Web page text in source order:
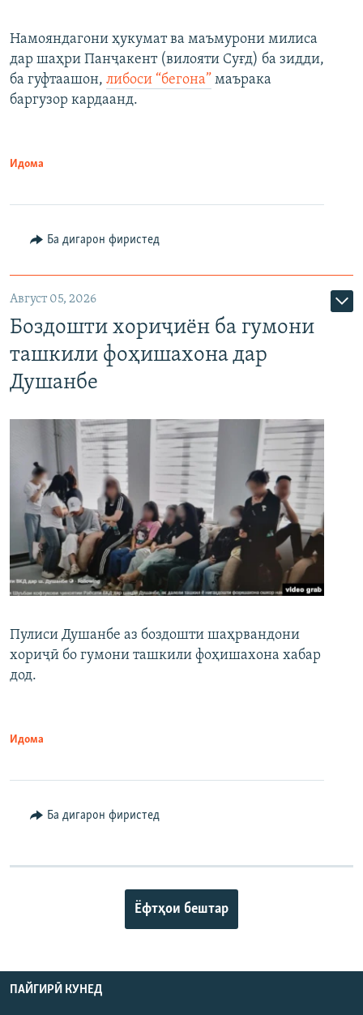
Намояндагони ҳукумат ва маъмурони милиса
дар шаҳри Панҷакент (вилояти Суғд) ба зидди,
ба гуфтаашон, либоси “бегона” маърака
баргузор кардаанд.
Идома
Ба дигарон фиристед
Август 05, 2026
Боздошти хориҷиён ба гумони
ташкили фоҳишахона дар
Душанбе
Пулиси Душанбе аз боздошти шаҳрвандони
хориҷӣ бо гумони ташкили фоҳишахона хабар
дод.
Идома
Ба дигарон фиристед
Ёфтҳои бештар
ПАЙГИРӢ КУНЕД